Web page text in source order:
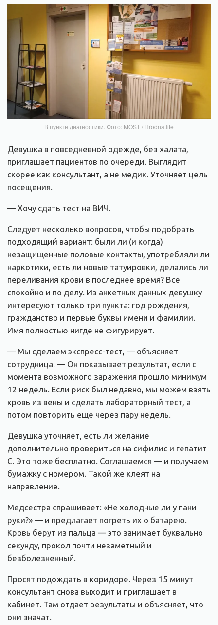
В пункте диагностики. Фото: MOST / Hrodna.life
Девушка в повседневной одежде, без халата,
приглашает пациентов по очереди. Выглядит
скорее как консультант, а не медик. Уточняет цель
посещения.
— Хочу сдать тест на ВИЧ.
Следует несколько вопросов, чтобы подобрать
подходящий вариант: были ли (и когда)
незащищенные половые контакты, употребляли ли
наркотики, есть ли новые татуировки, делались ли
переливания крови в последнее время? Все
спокойно и по делу. Из анкетных данных девушку
интересуют только три пункта: год рождения,
гражданство и первые буквы имени и фамилии.
Имя полностью нигде не фигурирует.
— Мы сделаем экспресс-тест, — объясняет
сотрудница. — Он показывает результат, если с
момента возможного заражения прошло минимум
12 недель. Если риск был недавно, мы можем взять
кровь из вены и сделать лабораторный тест, а
потом повторить еще через пару недель.
Девушка уточняет, есть ли желание
дополнительно провериться на сифилис и гепатит
C. Это тоже бесплатно. Соглашаемся — и получаем
бумажку с номером. Такой же клеят на
направление.
Медсестра спрашивает: «Не холодные ли у пани
руки?» — и предлагает погреть их о батарею.
Кровь берут из пальца — это занимает буквально
секунду, прокол почти незаметный и
безболезненный.
Просят подождать в коридоре. Через 15 минут
консультант снова выходит и приглашает в
кабинет. Там отдает результаты и объясняет, что
они значат.